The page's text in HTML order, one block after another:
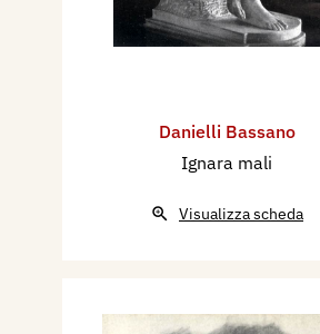
Danielli Bassano
Ignara mali
Visualizza scheda